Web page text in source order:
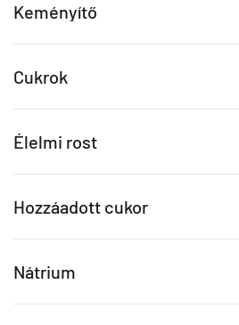
Keményítő
Cukrok
Élelmi rost
Hozzáadott cukor
Nátrium